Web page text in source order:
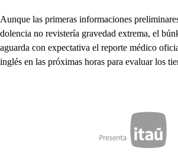
Aunque las primeras informaciones
dolencia no revistería gravedad extrema, el
aguarda con expectativa el reporte médico
inglés en las próximas horas para evaluar los